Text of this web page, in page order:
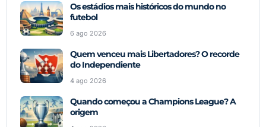
Os estádios mais históricos do mundo no
futebol
6 ago 2026
Quem venceu mais Libertadores? O recorde
do Independiente
4 ago 2026
Quando começou a Champions League? A
origem